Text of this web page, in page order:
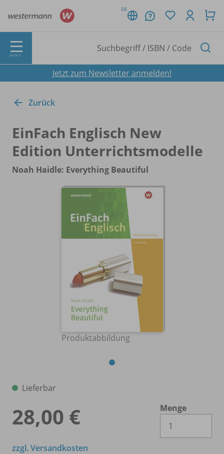
DE
MENÜ
Jetzt zum Newsletter anmelden!
Zurück
EinFach Englisch New
Edition Unterrichtsmodelle
Noah Haidle: Everything Beautiful
Produktabbildung
Lieferbar
28,00 €
Menge
zzgl. Versandkosten